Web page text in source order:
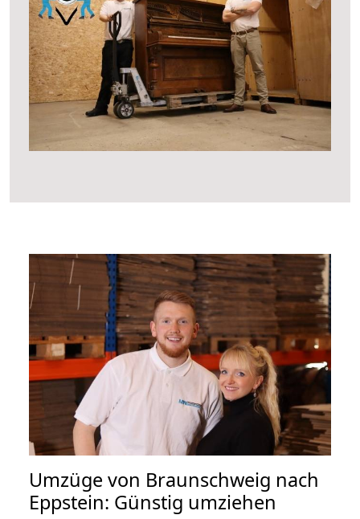
Umzüge von Braunschweig nach
Eppstein: Günstig umziehen